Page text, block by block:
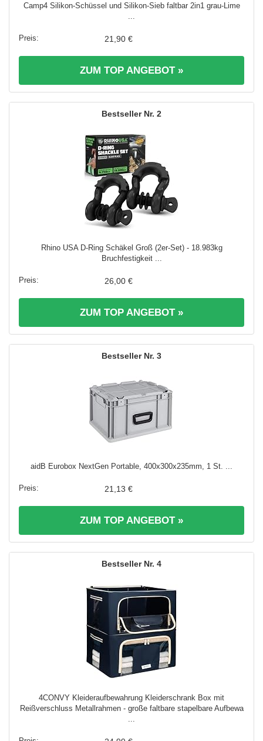
Camp4 Silikon-Schüssel und Silikon-Sieb faltbar 2in1 grau-Lime
21,90 €
ZUM TOP ANGEBOT »
2
Rhino USA D-Ring Schäkel Groß (2er-Set) - 18.983kg
Bruchfestigkeit ...
26,00 €
ZUM TOP ANGEBOT »
3
aidB Eurobox NextGen Portable, 400x300x235mm, 1 St. ...
21,13 €
ZUM TOP ANGEBOT »
4
4CONVY Kleideraufbewahrung Kleiderschrank Box mit
Reißverschluss Metallrahmen - große faltbare stapelbare Aufbewa